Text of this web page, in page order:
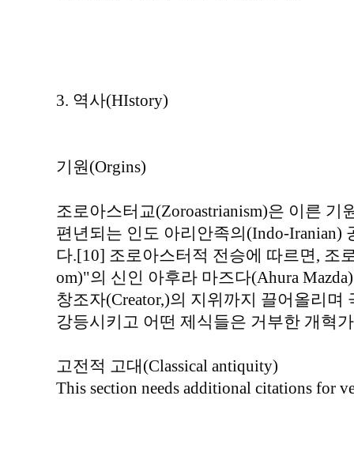
3. 역사(HIstory)
기원(Orgins)
조로아스터교(Zoroastrianism)은 이른
편년되는 인도 아리안족의(Indo-Iranian)
다.[10] 조로아스터적 전승에 따르면, 조
om)"의 신인 아후라 마즈다(Ahura
창조자(Creator,)의 지위까지 끌어올리
강등시키고 어떤 제식들은 거부한 개혁
고전적 고대(Classical antiquity)
This section needs additional citations for